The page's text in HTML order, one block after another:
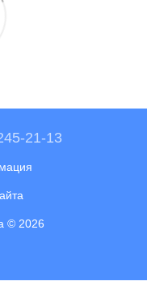
21-13
© 2026